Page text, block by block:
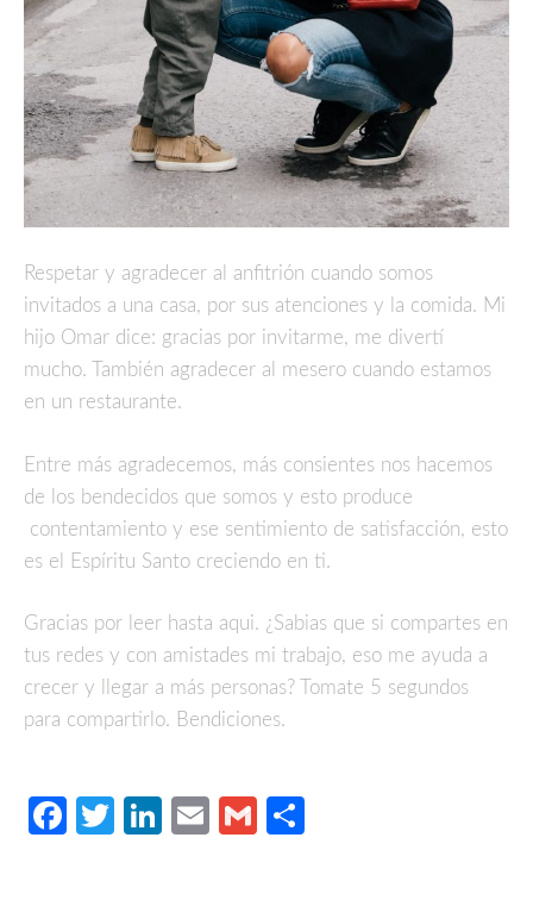
Respetar y agradecer al anfitrión cuando somos
invitados a una casa, por sus atenciones y la comida. Mi
hijo Omar dice: gracias por invitarme, me divertí
mucho. También agradecer al mesero cuando estamos
en un restaurante.
Entre más agradecemos, más consientes nos hacemos
de los bendecidos que somos y esto produce
contentamiento y ese sentimiento de satisfacción, esto
es el Espíritu Santo creciendo en ti.
Gracias por leer hasta aqui. ¿Sabias que si compartes en
tus redes y con amistades mi trabajo, eso me ayuda a
crecer y llegar a más personas? Tomate 5 segundos
para compartirlo. Bendiciones.
Facebook
TwitterLinkedIn
EmailGmail